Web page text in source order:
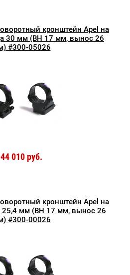
кронштейн Apel на
30 мм (BH 17 мм, вынос 26
#300-05026
44 010 руб.
кронштейн Apel на
25,4 мм (BH 17 мм, вынос 26
#300-00026